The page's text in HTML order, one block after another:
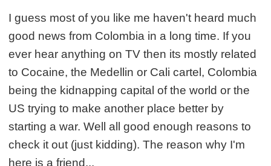
I guess most of you like me haven't heard much
good news from Colombia in a long time. If you
ever hear anything on TV then its mostly related
to Cocaine, the Medellin or Cali cartel, Colombia
being the kidnapping capital of the world or the
US trying to make another place better by
starting a war. Well all good enough reasons to
check it out (just kidding). The reason why I'm
here is a friend...